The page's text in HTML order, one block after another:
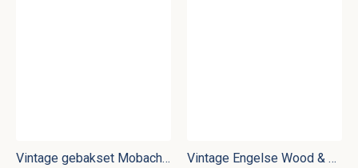
Vintage gebakset Mobach Utrecht kk. s 7
Vintage Engelse Wood & Sons Burslem soepterrine Dorset